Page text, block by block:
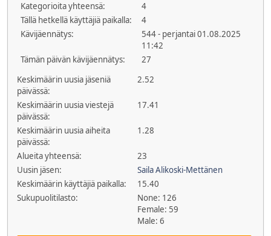
Kategorioita yhteensä:
4
Tällä hetkellä käyttäjiä paikalla:
4
Kävijäennätys:
544 - perjantai 01.08.2025
11:42
Tämän päivän kävijäennätys:
27
Keskimäärin uusia jäseniä
päivässä:
2.52
Keskimäärin uusia viestejä
päivässä:
17.41
Keskimäärin uusia aiheita
päivässä:
1.28
Alueita yhteensä:
23
Uusin jäsen:
Saila Alikoski-Mettänen
Keskimäärin käyttäjiä paikalla:
15.40
Sukupuolitilasto:
None: 126
Female: 59
Male: 6